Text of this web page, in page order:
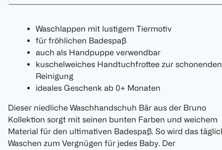
Waschlappen mit lustigem Tiermotiv
für fröhlichen Badespaß
auch als Handpuppe verwendbar
kuschelweiches Handtuchfrottee zur schonenden
Reinigung
ideales Geschenk ab 0+ Monaten
Dieser niedliche Waschhandschuh Bär aus der Bruno
Kollektion sorgt mit seinen bunten Farben und weichem
Material für den ultimativen Badespaß. So wird das
Waschen zum Vergnügen für jedes Baby. Der